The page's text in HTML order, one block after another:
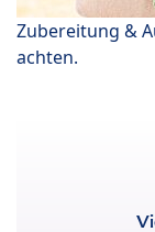
Zubereitung &
achten.